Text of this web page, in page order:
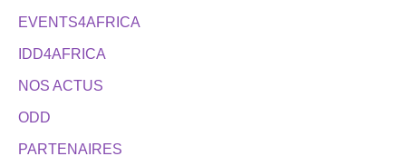
EVENTS4AFRICA
IDD4AFRICA
NOS ACTUS
ODD
PARTENAIRES